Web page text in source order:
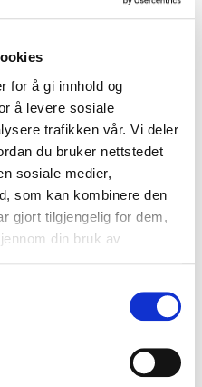
for å gi innhold og
å levere sosiale
trafikken vår. Vi deler
du bruker nettstedet
sosiale medier,
som kan kombinere den
gjort tilgjengelig for dem,
din bruk av
et lite bevisst forhold til
mulig retter seg mot de
presenterer